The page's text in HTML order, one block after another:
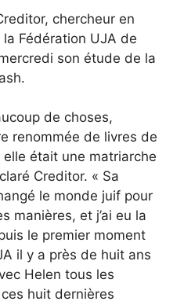
chercheur en
Fédération UJA de
son étude de la
de choses,
renommée de livres de
était une matriarche
Creditor. « Sa
le monde juif pour
manières, et j’ai eu la
le premier moment
il y a près de huit ans
Helen tous les
huit dernières